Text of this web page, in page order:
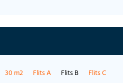
30 m2 Flits A Flits B
Flits C